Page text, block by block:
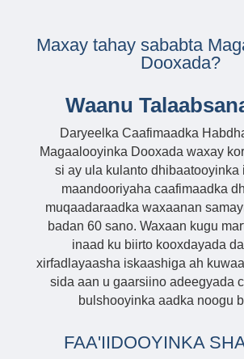
Maxay tahay sababta
Dooxada?
Waanu
Daryeelka Caafimaadka
Magaalooyinka Dooxada waxay
si ay ula kulanto dhibaatooyinka
maandooriyaha caafimaadka
muqaadaraadka waxaanan
badan 60 sano. Waxaan kugu
inaad ku biirto kooxdayada
xirfadlayaasha iskaashiga ah
sida aan u gaarsiino adeegyada
bulshooyinka aadka noogu
FAA'IIDOOYINKA